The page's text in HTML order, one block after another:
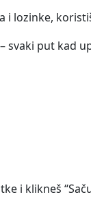
lozinke,
put kad
i klikneš